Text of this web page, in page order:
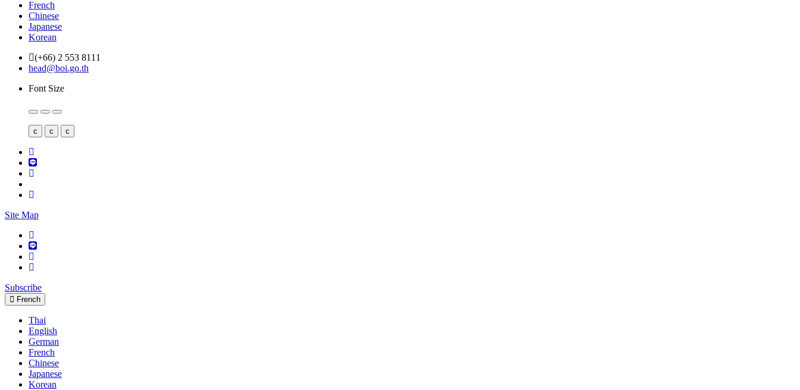
French
Chinese
Japanese
Korean
(+66) 2 553 8111
head@boi.go.th
Font Size
c c c
Site Map
Subscribe
French
Thai
English
German
French
Chinese
Japanese
Korean